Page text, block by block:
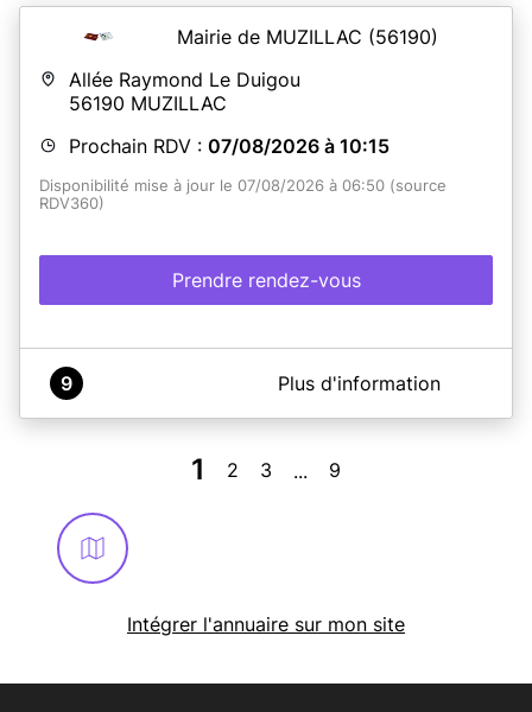
Mairie de MUZILLAC (56190)
Allée Raymond Le Duigou
56190 MUZILLAC
Prochain RDV : 07/08/2026 à 10:15
Disponibilité mise à jour le 07/08/2026 à 06:50 (source
RDV360)
Prendre rendez-vous
A propos de Mairie de Muzillac
9 Plus d'information
1 2 3 ... 9
Intégrer l'annuaire sur mon site